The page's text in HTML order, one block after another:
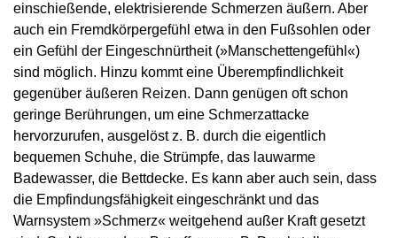
einschießende, elektrisierende Schmerzen äußern. Aber
auch ein Fremdkörpergefühl etwa in den Fußsohlen oder
ein Gefühl der Eingeschnürtheit (»Manschettengefühl«)
sind möglich. Hinzu kommt eine Überempfindlichkeit
gegenüber äußeren Reizen. Dann genügen oft schon
geringe Berührungen, um eine Schmerzattacke
hervorzurufen, ausgelöst z. B. durch die eigentlich
bequemen Schuhe, die Strümpfe, das lauwarme
Badewasser, die Bettdecke. Es kann aber auch sein, dass
die Empfindungsfähigkeit eingeschränkt und das
Warnsystem »Schmerz« weitgehend außer Kraft gesetzt